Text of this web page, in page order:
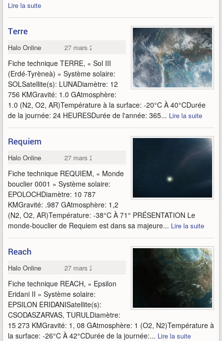
Lire la suite
Terre
Halo Online 27 mars 2015
Fiche technique TERRE, « Sol III
(Erdé-Tyrèneà) » Système solaire:
SOLSatellite(s): LUNADiamètre: 12
756 KMGravité: 1.0 GAtmosphère:
1.0 (N2, O2, AR)Température à la surface: -20°C À 40°CDurée
de la journée: 24 HEURESDurée de l'année: 365... Lire la suite
Requiem
Halo Online 27 mars 2015
Fiche technique REQUIEM, « Monde
bouclier 0001 » Système solaire:
EPOLOCHDiamètre: 10 787
KMGravité: .987 GAtmosphère: 1,2
(N2, O2, AR)Température: -38°C À 71° PRÉSENTATION Le
monde-bouclier de Requiem est dans sa majeure... Lire la suite
Reach
Halo Online 27 mars 2015
Fiche technique REACH, « Epsilon
Eridani II » Système solaire:
EPSILON ERIDANISatellite(s):
CSODASZARVAS, TURULDiamètre:
15 273 KMGravité: 1, 08 GAtmosphère: 1 (O2, N2)Température à
la surface: -26°C À 42°CDurée de la journée:... Lire la suite